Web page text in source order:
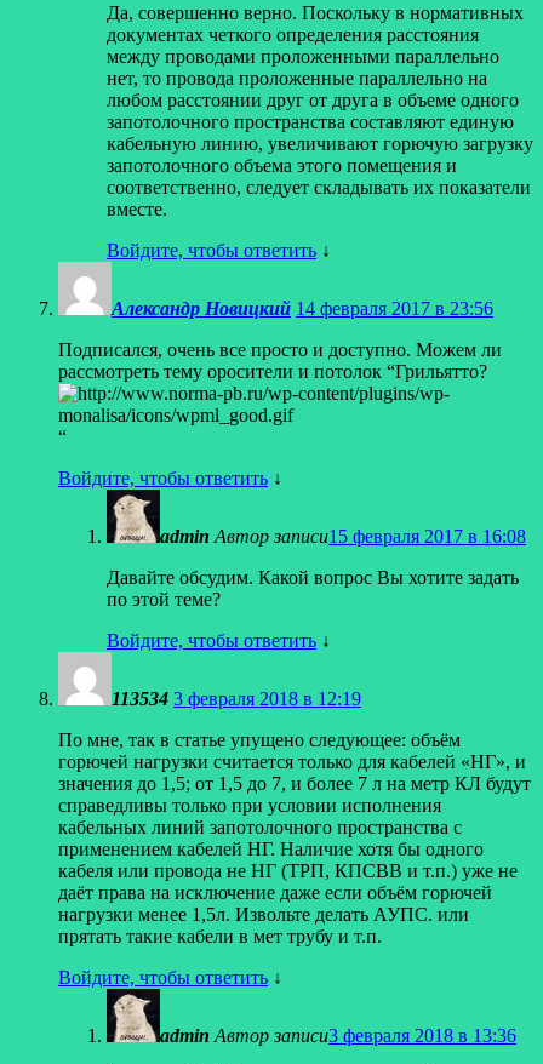
Да, совершенно верно. Поскольку в нормативных
документах четкого определения расстояния
между проводами проложенными параллельно
нет, то провода проложенные параллельно на
любом расстоянии друг от друга в объеме одного
запотолочного пространства составляют единую
кабельную линию, увеличивают горючую загрузку
запотолочного объема этого помещения и
соответственно, следует складывать их показатели
вместе.
Войдите, чтобы ответить ↓
Александр Новицкий 14 февраля 2017 в 23:56
Подписался, очень все просто и доступно. Можем ли
рассмотреть тему оросители и потолок “Грильятто?
“
Войдите, чтобы ответить ↓
admin Автор записи15 февраля 2017 в 16:08
Давайте обсудим. Какой вопрос Вы хотите задать
по этой теме?
Войдите, чтобы ответить ↓
113534 3 февраля 2018 в 12:19
По мне, так в статье упущено следующее: объём
горючей нагрузки считается только для кабелей «НГ», и
значения до 1,5; от 1,5 до 7, и более 7 л на метр КЛ будут
справедливы только при условии исполнения
кабельных линий запотолочного пространства с
применением кабелей НГ. Наличие хотя бы одного
кабеля или провода не НГ (ТРП, КПСВВ и т.п.) уже не
даёт права на исключение даже если объём горючей
нагрузки менее 1,5л. Извольте делать АУПС. или
прятать такие кабели в мет трубу и т.п.
Войдите, чтобы ответить ↓
admin Автор записи3 февраля 2018 в 13:36